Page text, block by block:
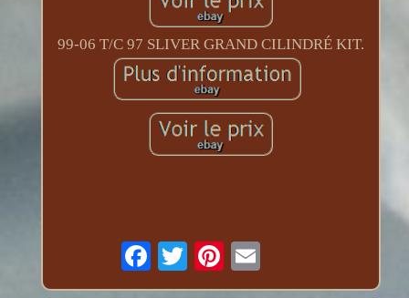
99-06 T/C 97 SLIVER GRAND CILINDRÉ KIT.